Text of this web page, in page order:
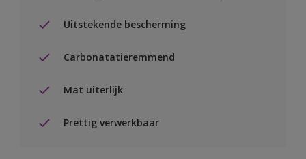
Uitstekende bescherming
Carbonatatieremmend
Mat uiterlijk
Prettig verwerkbaar